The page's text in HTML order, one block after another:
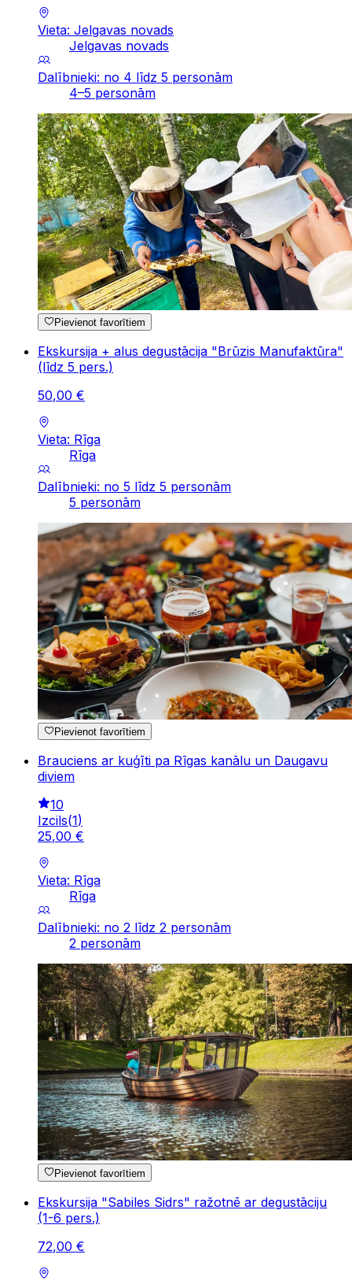
Vieta: Jelgavas novads
Jelgavas novads
Dalībnieki: no 4 līdz 5 personām
4–5 personām
Pievienot favorītiem
Ekskursija + alus degustācija "Brūzis Manufaktūra"
(līdz 5 pers.)
50,00 €
Vieta: Rīga
Rīga
Dalībnieki: no 5 līdz 5 personām
5 personām
Pievienot favorītiem
Brauciens ar kuģīti pa Rīgas kanālu un Daugavu
diviem
10
Izcils(1)
25,00 €
Vieta: Rīga
Rīga
Dalībnieki: no 2 līdz 2 personām
2 personām
Pievienot favorītiem
Ekskursija "Sabiles Sidrs" ražotnē ar degustāciju
(1-6 pers.)
72,00 €